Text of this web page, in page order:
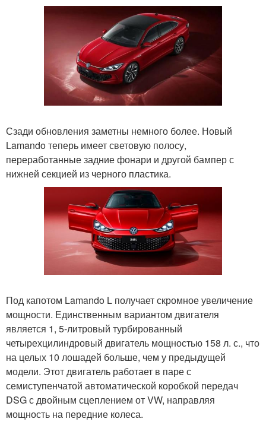
Сзади обновления заметны немного более. Новый
Lamando теперь имеет световую полосу,
переработанные задние фонари и другой бампер с
нижней секцией из черного пластика.
Под капотом Lamando L получает скромное увеличение
мощности. Единственным вариантом двигателя
является 1, 5-литровый турбированный
четырехцилиндровый двигатель мощностью 158 л. с., что
на целых 10 лошадей больше, чем у предыдущей
модели. Этот двигатель работает в паре с
семиступенчатой автоматической коробкой передач
DSG с двойным сцеплением от VW, направляя
мощность на передние колеса.